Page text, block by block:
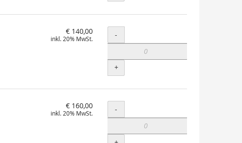
€ 140,00
inkl. 20% MwSt. Menge
-
+
€ 160,00
inkl. 20% MwSt. Menge
-